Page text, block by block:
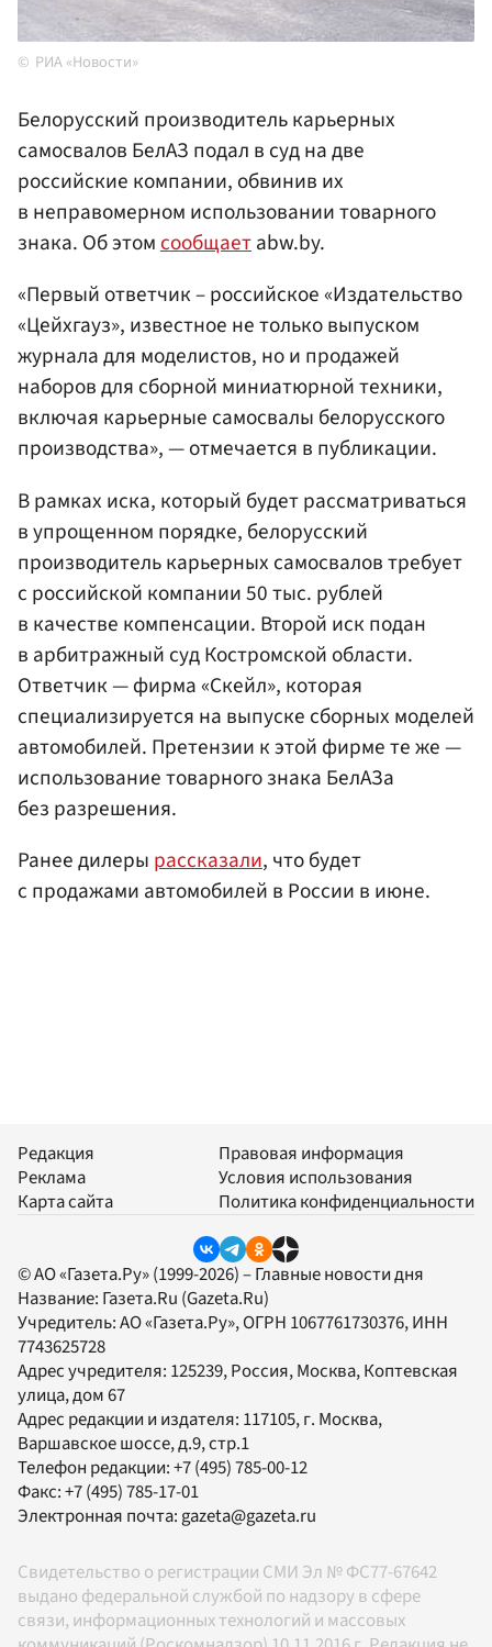
РИА «Новости»
Белорусский производитель карьерных
самосвалов БелАЗ подал в суд на две
российские компании, обвинив их
в неправомерном использовании товарного
знака. Об этомсообщаетabw.by.
«Первый ответчик – российское «Издательство
«Цейхгауз», известное не только выпуском
журнала для моделистов, но и продажей
наборов для сборной миниатюрной техники,
включая карьерные самосвалы белорусского
производства», — отмечается в публикации.
В рамках иска, который будет рассматриваться
в упрощенном порядке, белорусский
производитель карьерных самосвалов требует
с российской компании 50 тыс. рублей
в качестве компенсации. Второй иск подан
в арбитражный суд Костромской области.
Ответчик — фирма «Скейл», которая
специализируется на выпуске сборных моделей
автомобилей. Претензии к этой фирме те же —
использование товарного знака БелАЗа
без разрешения.
Ранее дилеры рассказали, что будет
с продажами автомобилей в России в июне.
Редакция
Реклама
Карта сайта
Правовая информация
Условия использования
Политика конфиденциальности
© АО «Газета.Ру» (1999-2026) – Главные новости дня
Название: Газета.Ru (Gazeta.Ru)
Учредитель:АО «Газета.Ру», ОГРН 1067761730376, ИНН
7743625728
Адрес учредителя: 125239, Россия, Москва, Коптевская
улица, дом 67
Адрес редакции и издателя: 117105, г. Москва,
Варшавское шоссе, д.9, стр.1
Телефон редакции:+7 (495) 785-00-12
Факс:+7 (495) 785-17-01
Электронная почта:gazeta@gazeta.ru
Свидетельство о регистрации СМИ Эл № ФС77-67642
выдано федеральной службой по надзору в сфере
связи, информационных технологий и массовых